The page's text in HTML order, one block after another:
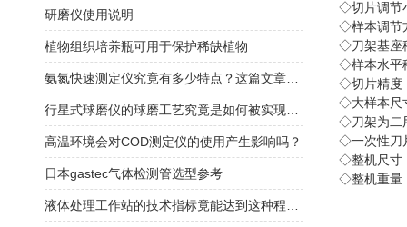
◇切片调节
◇样本调节
◇刀架基座
◇样本水平
◇切片精度
◇大样本尺
◇刀架为二
◇一次性刀
◇整机尺寸
◇整机重量
研磨仪使用说明
植物组织培养瓶可用于保护稀缺植物
高温环境会对COD测定仪的使用产生影响吗？
日本gastec气体检测管选型参考